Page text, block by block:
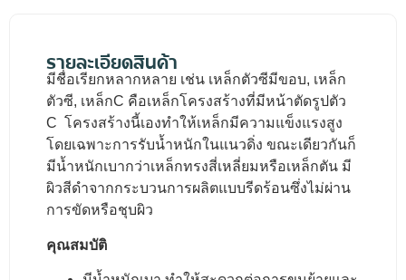
รายละเอียดสินค้า
มีชื่อเรียกหลากหลาย เช่น เหล็กตัวซีมีขอบ, เหล็ก
ตัวซี, เหล็กC คือเหล็กโครงสร้างที่มีหน้าตัดรูปตัว
C โครงสร้างนี้เองทำให้เหล็กมีความแข็งแรงสูง
โดยเฉพาะการรับน้ำหนักในแนวดิ่ง ขณะเดียวกันก็
มีน้ำหนักเบากว่าเหล็กทรงสี่เหลี่ยมหรือเหล็กตัน มี
ผิวสีดำจากกระบวนการผลิตแบบรีดร้อนซึ่งไม่ผ่าน
การขัดหรือชุบผิว
คุณสมบัติ